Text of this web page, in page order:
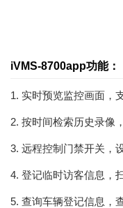
iVMS-8700app功能：
1. 实时预览监控画面，
2. 按时间检索历史录像
3. 远程控制门禁开关，
4. 登记临时访客信息，
5. 查询车辆登记信息，